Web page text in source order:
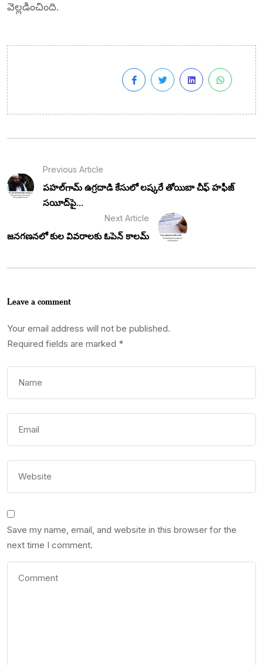
వెల్లడించింది.
Previous Article
పహల్‌గామ్ ఉగ్రదాడి కేసులో లష్కరే తోయిబా చీఫ్ హఫీజ్
సయీద్‌పై...
Next Article
జనగణనలో కుల వివరాలకు ఓపెన్ కాలమ్
Leave a comment
Your email address will not be published.
Required fields are marked *
Save my name, email, and website in this browser for the
next time I comment.